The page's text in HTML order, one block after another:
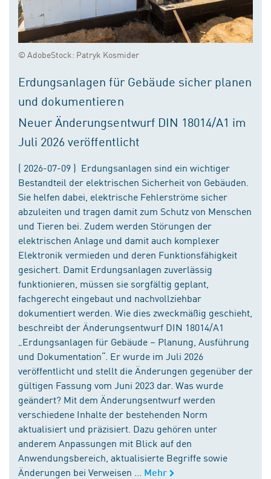
© AdobeStock: Patryk Kosmider
Erdungsanlagen für Gebäude sicher planen
und dokumentieren
Neuer Änderungsentwurf DIN 18014/A1 im
Juli 2026 veröffentlicht
( 2026-07-09 ) Erdungsanlagen sind ein wichtiger
Bestandteil der elektrischen Sicherheit von Gebäuden.
Sie helfen dabei, elektrische Fehlerströme sicher
abzuleiten und tragen damit zum Schutz von Menschen
und Tieren bei. Zudem werden Störungen der
elektrischen Anlage und damit auch komplexer
Elektronik vermieden und deren Funktionsfähigkeit
gesichert. Damit Erdungsanlagen zuverlässig
funktionieren, müssen sie sorgfältig geplant,
fachgerecht eingebaut und nachvollziehbar
dokumentiert werden. Wie dies zweckmäßig geschieht,
beschreibt der Änderungsentwurf DIN 18014/A1
„Erdungsanlagen für Gebäude – Planung, Ausführung
und Dokumentation“. Er wurde im Juli 2026
veröffentlicht und stellt die Änderungen gegenüber der
gültigen Fassung vom Juni 2023 dar. Was wurde
geändert? Mit dem Änderungsentwurf werden
verschiedene Inhalte der bestehenden Norm
aktualisiert und präzisiert. Dazu gehören unter
anderem Anpassungen mit Blick auf den
Anwendungsbereich, aktualisierte Begriffe sowie
Änderungen bei Verweisen ...
Mehr